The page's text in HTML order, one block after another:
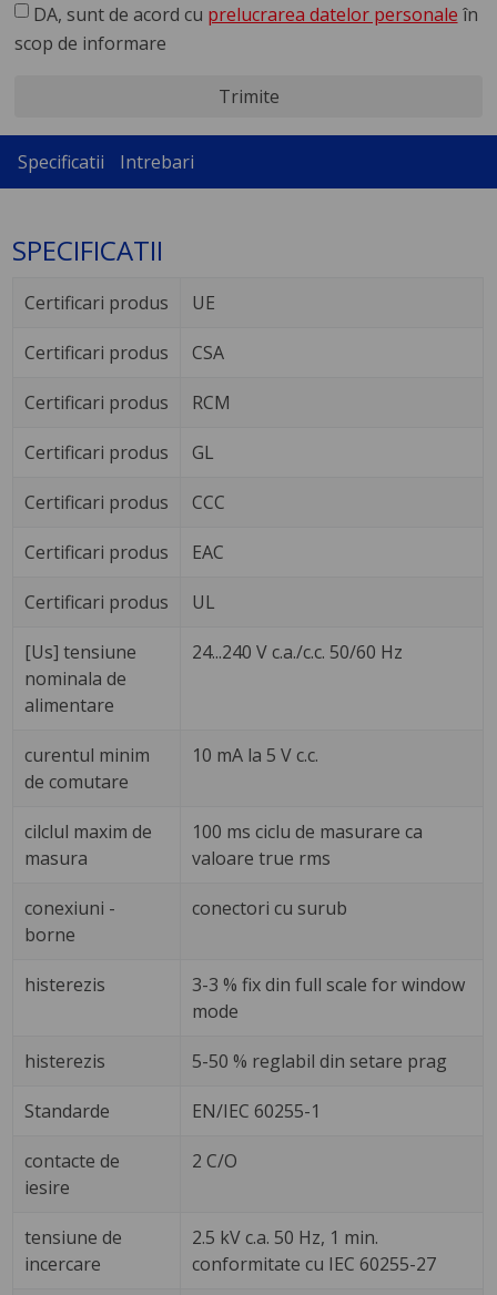
DA, sunt de acord cu prelucrarea datelor personale în
scop de informare
Trimite
Specificatii Intrebari
SPECIFICATII
Certificari produs UE
Certificari produs CSA
Certificari produs RCM
Certificari produs GL
Certificari produs CCC
Certificari produs EAC
Certificari produs UL
[Us] tensiune
nominala de
alimentare
24...240 V c.a./c.c. 50/60 Hz
curentul minim
de comutare
10 mA la 5 V c.c.
cilclul maxim de
masura
100 ms ciclu de masurare ca
valoare true rms
conexiuni -
borne
conectori cu surub
histerezis
3-3 % fix din full scale for window
mode
histerezis 5-50 % reglabil din setare prag
Standarde EN/IEC 60255-1
contacte de
iesire
2 C/O
tensiune de
incercare
2.5 kV c.a. 50 Hz, 1 min.
conformitate cu IEC 60255-27